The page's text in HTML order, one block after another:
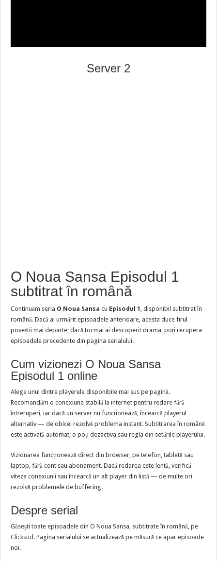
Server 2
O Noua Sansa Episodul 1
subtitrat în română
Continuăm seria O Noua Sansa cu Episodul 1 , disponibil subtitrat în
română. Dacă ai urmărit episoadele anterioare, acesta duce firul
poveștii mai departe; dacă tocmai ai descoperit drama, poți recupera
episoadele precedente din pagina serialului.
Cum vizionezi O Noua Sansa
Episodul 1 online
Alege unul dintre playerele disponibile mai sus pe pagină.
Recomandăm o conexiune stabilă la internet pentru redare fără
întreruperi, iar dacă un server nu funcționează, încearcă playerul
alternativ — de obicei rezolvă problema instant. Subtitrarea în română
este activată automat; o poți dezactiva sau regla din setările playerului.
Vizionarea funcționează direct din browser, pe telefon, tabletă sau
laptop, fără cont sau abonament. Dacă redarea este lentă, verifică
viteza conexiunii sau încearcă un alt player din listă — de multe ori
rezolvă problemele de buffering.
Despre serial
Găsești toate episoadele din O Noua Sansa, subtitrate în română, pe
Clicksud . Pagina serialului se actualizează pe măsură ce apar episoade
noi.